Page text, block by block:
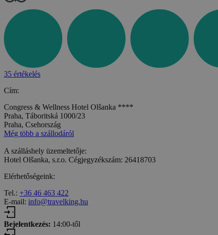
35 értékelés
Cím:
Congress & Wellness Hotel Olšanka ****
Praha, Táboritská 1000/23
Praha, Csehország
Még több a szállodáról
A szálláshely üzemeltetője:
Hotel Olšanka, s.r.o. Cégjegyzékszám: 26418703
Elérhetőségeink:
Tel.: +36 46 463 422
E-mail: info@travelking.hu
Bejelentkezés: 14:00-től